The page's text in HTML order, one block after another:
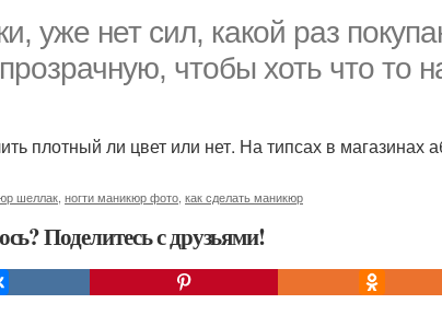
уже нет сил, какой раз
чтобы хоть что то
плотный ли цвет или нет. На типсах в магазинах
шеллак ногти маникюр фото как сделать маникюр
Поделитесь с друзьями!